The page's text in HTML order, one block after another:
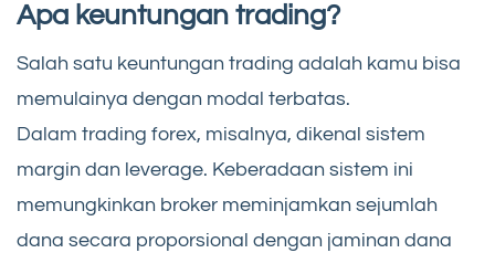
Apa keuntungan trading?
Salah satu keuntungan trading adalah kamu bisa
memulainya dengan modal terbatas.
Dalam trading forex, misalnya, dikenal sistem
margin dan leverage. Keberadaan sistem ini
memungkinkan broker meminjamkan sejumlah
dana secara proporsional dengan jaminan dana